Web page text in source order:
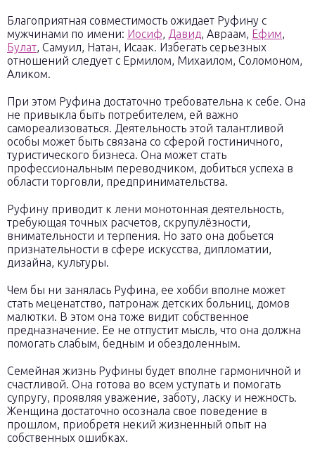
Благоприятная совместимость ожидает Руфину с
мужчинами по имени: Иосиф, Давид, Авраам, Ефим,
Булат, Самуил, Натан, Исаак. Избегать серьезных
отношений следует с Ермилом, Михаилом, Соломоном,
Аликом.
При этом Руфина достаточно требовательна к себе. Она
не привыкла быть потребителем, ей важно
самореализоваться. Деятельность этой талантливой
особы может быть связана со сферой гостиничного,
туристического бизнеса. Она может стать
профессиональным переводчиком, добиться успеха в
области торговли, предпринимательства.
Руфину приводит к лени монотонная деятельность,
требующая точных расчетов, скрупулёзности,
внимательности и терпения. Но зато она добьется
признательности в сфере искусства, дипломатии,
дизайна, культуры.
Чем бы ни занялась Руфина, ее хобби вполне может
стать меценатство, патронаж детских больниц, домов
малютки. В этом она тоже видит собственное
предназначение. Ее не отпустит мысль, что она должна
помогать слабым, бедным и обездоленным.
Семейная жизнь Руфины будет вполне гармоничной и
счастливой. Она готова во всем уступать и помогать
супругу, проявляя уважение, заботу, ласку и нежность.
Женщина достаточно осознала свое поведение в
прошлом, приобретя некий жизненный опыт на
собственных ошибках.